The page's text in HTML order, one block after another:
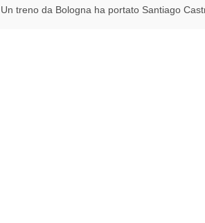
Un treno da Bologna ha portato Santiago